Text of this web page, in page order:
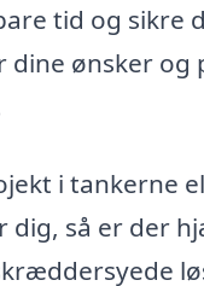
tid og
dine ønsker
i tankerne
dig, så er der